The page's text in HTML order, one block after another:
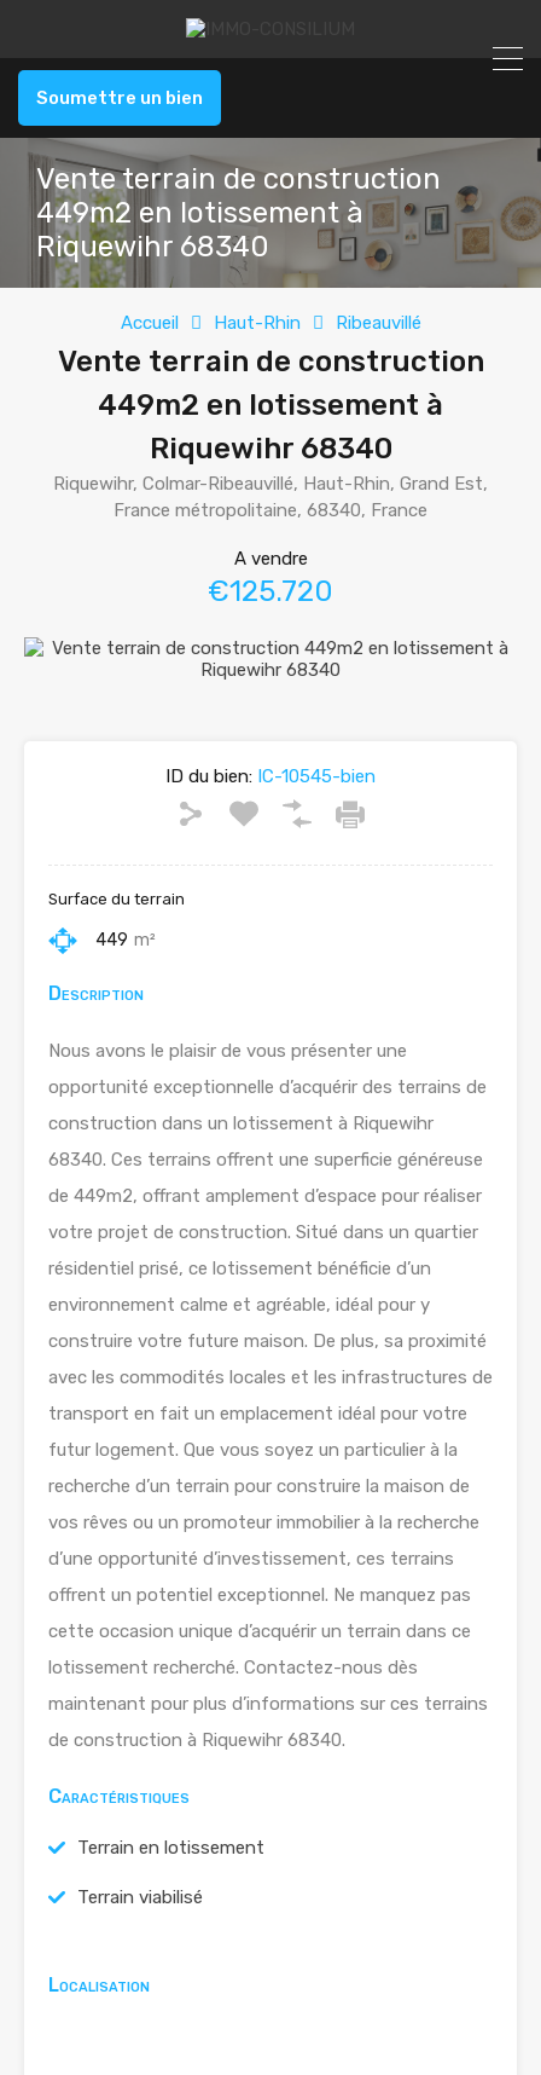
Soumettre un bien
Vente terrain de construction
449m2 en lotissement à
Riquewihr 68340
Accueil Haut-Rhin Ribeauvillé
Vente terrain de construction
449m2 en lotissement à
Riquewihr 68340
Riquewihr, Colmar-Ribeauvillé, Haut-Rhin, Grand Est,
France métropolitaine, 68340, France
A vendre
€125.720
ID du bien: IC-10545-bien
Surface du terrain
449 m²
Description
Nous avons le plaisir de vous présenter une
opportunité exceptionnelle d’acquérir des terrains de
construction dans un lotissement à Riquewihr
68340. Ces terrains offrent une superficie généreuse
de 449m2, offrant amplement d’espace pour réaliser
votre projet de construction. Situé dans un quartier
résidentiel prisé, ce lotissement bénéficie d’un
environnement calme et agréable, idéal pour y
construire votre future maison. De plus, sa proximité
avec les commodités locales et les infrastructures de
transport en fait un emplacement idéal pour votre
futur logement. Que vous soyez un particulier à la
recherche d’un terrain pour construire la maison de
vos rêves ou un promoteur immobilier à la recherche
d’une opportunité d’investissement, ces terrains
offrent un potentiel exceptionnel. Ne manquez pas
cette occasion unique d’acquérir un terrain dans ce
lotissement recherché. Contactez-nous dès
maintenant pour plus d’informations sur ces terrains
de construction à Riquewihr 68340.
Caractéristiques
Terrain en lotissement
Terrain viabilisé
Localisation